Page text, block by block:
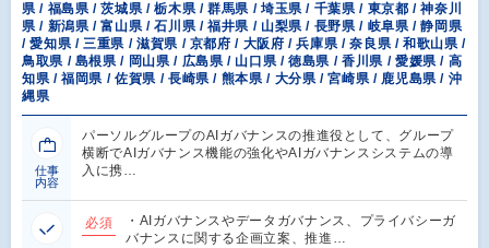
県 / 福島県 / 茨城県 / 栃木県 / 群馬県 / 埼玉県 / 千葉県 / 東京都 / 神奈川
県 / 新潟県 / 富山県 / 石川県 / 福井県 / 山梨県 / 長野県 / 岐阜県 / 静岡県
/ 愛知県 / 三重県 / 滋賀県 / 京都府 / 大阪府 / 兵庫県 / 奈良県 / 和歌山県 /
鳥取県 / 島根県 / 岡山県 / 広島県 / 山口県 / 徳島県 / 香川県 / 愛媛県 / 高
知県 / 福岡県 / 佐賀県 / 長崎県 / 熊本県 / 大分県 / 宮崎県 / 鹿児島県 / 沖
縄県
仕事
内容
パーソルグループのAIガバナンスの推進役として、グループ
横断でAIガバナンス機能の強化やAIガバナンスシステムの導
入に携…
必須
・AIガバナンスやデータガバナンス、プライバシーガ
バナンスに関する企画立案、推進…